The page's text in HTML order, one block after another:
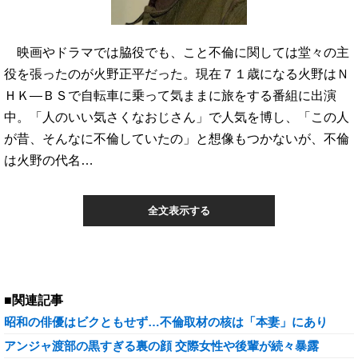
映画やドラマでは脇役でも、こと不倫に関しては堂々の主
役を張ったのが火野正平だった。現在７１歳になる火野はＮ
ＨＫ―ＢＳで自転車に乗って気ままに旅をする番組に出演
中。「人のいい気さくなおじさん」で人気を博し、「この人
が昔、そんなに不倫していたの」と想像もつかないが、不倫
は火野の代名…
全文表示する
■関連記事
昭和の俳優はビクともせず…不倫取材の核は「本妻」にあり
アンジャ渡部の黒すぎる裏の顔 交際女性や後輩が続々暴露